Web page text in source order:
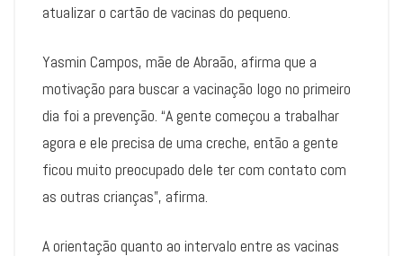
atualizar o cartão de vacinas do pequeno.
Yasmin Campos, mãe de Abraão, afirma que a
motivação para buscar a vacinação logo no primeiro
dia foi a prevenção. “A gente começou a trabalhar
agora e ele precisa de uma creche, então a gente
ficou muito preocupado dele ter com contato com
as outras crianças”, afirma.
A orientação quanto ao intervalo entre as vacinas